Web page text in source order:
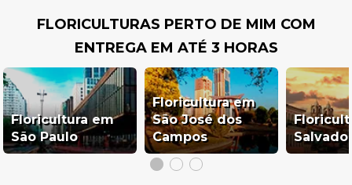
FLORICULTURAS PERTO DE MIM COM
ENTREGA EM ATÉ 3 HORAS
Floricultura em
São Paulo
Floricultura em
São José dos
Campos